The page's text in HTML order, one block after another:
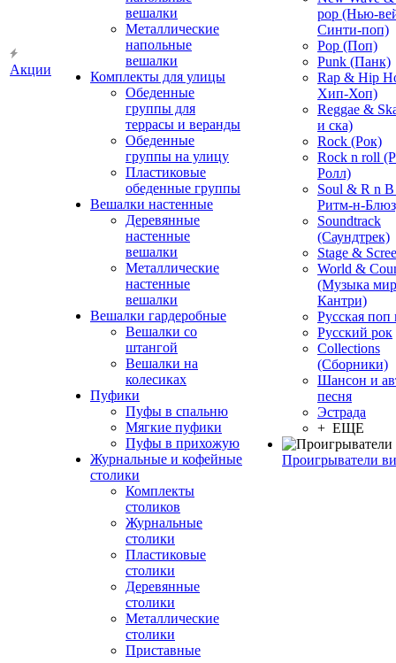
Акции
вешалки
Металлические
напольные
вешалки
Комплекты для улицы
Обеденные
группы для
террасы и веранды
Обеденные
группы на улицу
Пластиковые
обеденные группы
Вешалки настенные
Деревянные
настенные
вешалки
Металлические
настенные
вешалки
Вешалки гардеробные
Вешалки со
штангой
Вешалки на
колесиках
Пуфики
Пуфы в спальню
Мягкие пуфики
Пуфы в прихожую
Журнальные и кофейные
столики
Комплекты
столиков
Журнальные
столики
Пластиковые
столики
Деревянные
столики
Металлические
столики
Приставные
pop (Нью-
Синти-поп)
Pop (Поп)
Punk (Панк)
Rap & Hip
Хип-Хоп)
Reggae &
и ска)
Rock (Рок)
Rock n roll
Ролл)
Soul & R n
Ритм-н-
Soundtrack
(Саундтрек)
Stage &
World &
(Музыка
Кантри)
Русская поп
Русский рок
Сollections
(Сборники)
Шансон и
песня
Эстрада
+ ЕЩЕ
Проигрыватели